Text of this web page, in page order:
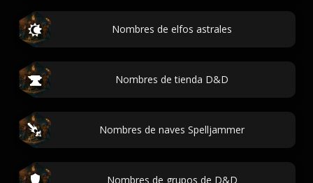
Nombres de elfos astrales
Nombres de tienda D&D
Nombres de naves Spelljammer
Nombres de grupos de D&D